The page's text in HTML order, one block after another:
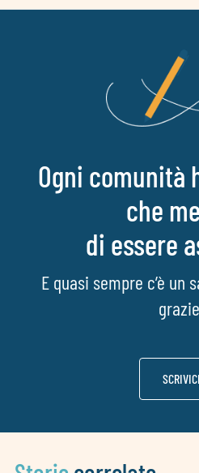
Ogni comunità
che
di essere
E quasi sempre c’è un
SCRIVICI